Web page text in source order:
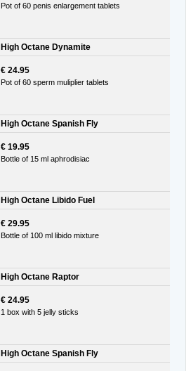
Pot of 60 penis enlargement tablets
High Octane Dynamite
€ 24.95
Pot of 60 sperm muliplier tablets
High Octane Spanish Fly
€ 19.95
Bottle of 15 ml aphrodisiac
High Octane Libido Fuel
€ 29.95
Bottle of 100 ml libido mixture
High Octane Raptor
€ 24.95
1 box with 5 jelly sticks
High Octane Spanish Fly